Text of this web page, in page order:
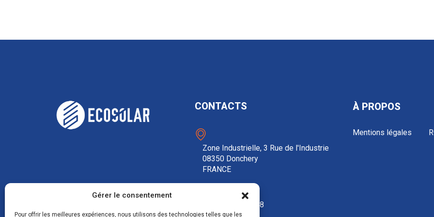
Gérer le consentement
Pour offrir les meilleures expériences, nous utilisons des technologies telles que les
CONTACTS
Zone Industrielle, 3 Rue de l'Industrie
08350 Donchery
FRANCE
03 52 72 97 88
À PROPOS
Mentions légales